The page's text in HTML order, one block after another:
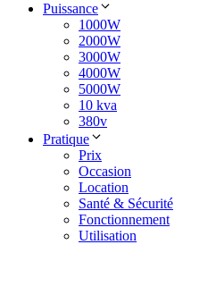
Puissance
1000W
2000W
3000W
4000W
5000W
10 kva
380v
Pratique
Prix
Occasion
Location
Santé & Sécurité
Fonctionnement
Utilisation